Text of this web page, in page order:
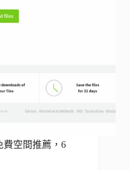
費空間推薦，6